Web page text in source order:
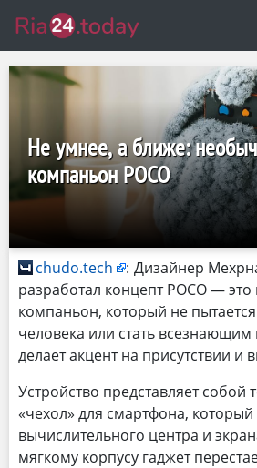
Не умнее, а ближе:
компаньон POCO
chudo.tech : Дизайнер
разработал концепт POCO —
компаньон, который не
человека или стать
делает акцент на присутствии и
Устройство представляет собой
«чехол» для смартфона,
вычислительного центра и
мягкому корпусу гаджет